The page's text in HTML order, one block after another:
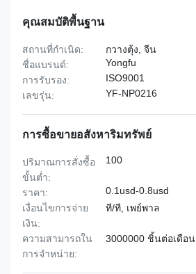
คุณสมบัติพื้นฐาน
สถานที่กำเนิด:
กวางตุ้ง, จีน
ชื่อแบรนด์:
Yongfu
การรับรอง:
ISO9001
เลขรุ่น:
YF-NP0216
การซื้อขายอสังหาริมทรัพย์
ปริมาณการสั่งซื้อ
ขั้นต่ำ:
100
ราคา:
0.1usd-0.8usd
เงื่อนไขการจ่าย
เงิน:
ที/ที, เพย์พาล
ความสามารถใน
การจําหน่าย:
3000000 ชิ้นต่อเดือน